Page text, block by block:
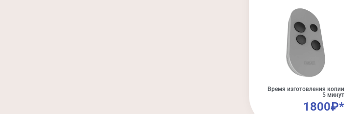
Время изготовления копии
5 минут
1800₽*